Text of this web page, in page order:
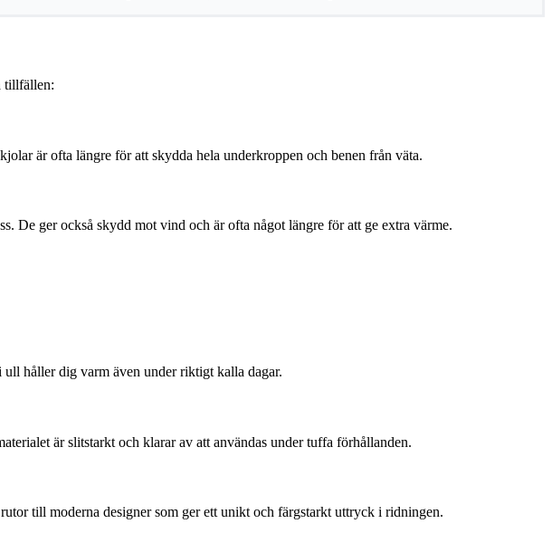
tillfällen:
är ofta längre för att skydda hela underkroppen och benen från väta.
De ger också skydd mot vind och är ofta något längre för att ge extra värme.
håller dig varm även under riktigt kalla dagar.
är slitstarkt och klarar av att användas under tuffa förhållanden.
till moderna designer som ger ett unikt och färgstarkt uttryck i ridningen.